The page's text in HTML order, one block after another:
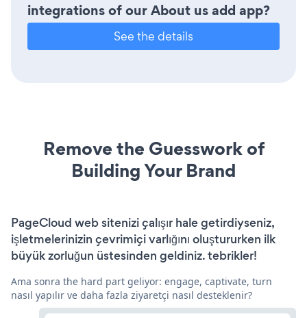
integrations of our About us add app?
See the details
Remove the Guesswork of
Building Your Brand
PageCloud web sitenizi çalışır hale getirdiyseniz,
işletmelerinizin çevrimiçi varlığını oluştururken ilk
büyük zorluğun üstesinden geldiniz. tebrikler!
Ama sonra the hard part geliyor: engage, captivate, turn
nasıl yapılır ve daha fazla ziyaretçi nasıl desteklenir?